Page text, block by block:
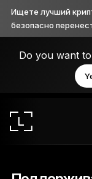
Ищете лучший
безопасно
Do you want